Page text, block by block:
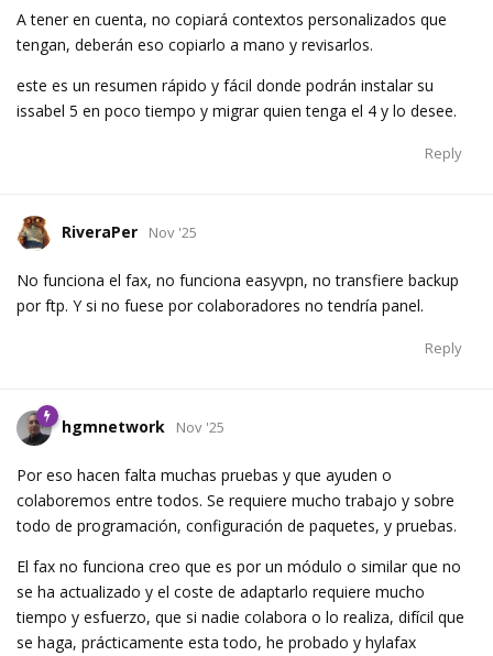
A tener en cuenta, no copiará contextos personalizados que
tengan, deberán eso copiarlo a mano y revisarlos.
este es un resumen rápido y fácil donde podrán instalar su
issabel 5 en poco tiempo y migrar quien tenga el 4 y lo desee.
Reply
RiveraPer Nov '25
No funciona el fax, no funciona easyvpn, no transfiere backup
por ftp. Y si no fuese por colaboradores no tendría panel.
Reply
hgmnetwork Nov '25
Por eso hacen falta muchas pruebas y que ayuden o
colaboremos entre todos. Se requiere mucho trabajo y sobre
todo de programación, configuración de paquetes, y pruebas.
El fax no funciona creo que es por un módulo o similar que no
se ha actualizado y el coste de adaptarlo requiere mucho
tiempo y esfuerzo, que si nadie colabora o lo realiza, difícil que
se haga, prácticamente esta todo, he probado y hylafax